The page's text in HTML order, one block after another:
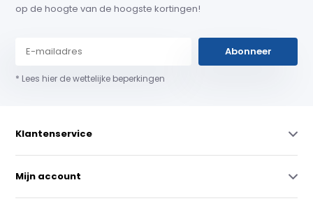
op de hoogte van de hoogste kortingen!
Abonneer
* Lees hier de wettelijke beperkingen
Klantenservice
Mijn account